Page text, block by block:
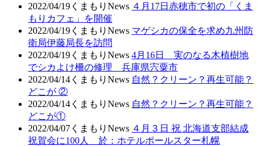
2022/04/19 くまもりNews ４月17日赤穂市で初の「くま
もりカフェ」を開催
2022/04/19 くまもりNews マゲシカの保全を求め九州防
衛局伊藤局長を訪問
2022/04/19 くまもりNews 4月16日 実のなる木植樹地
でシカよけ柵の修理 兵庫県宍粟市
2022/04/14 くまもりNews 自然？クリーン？再生可能？
どこが ②
2022/04/14 くまもりNews 自然？クリーン？再生可能？
どこが①
2022/04/07 くまもりNews ４月３日 祝 北海道支部結成
祝賀会に100人 於：ホテルポールスター札幌